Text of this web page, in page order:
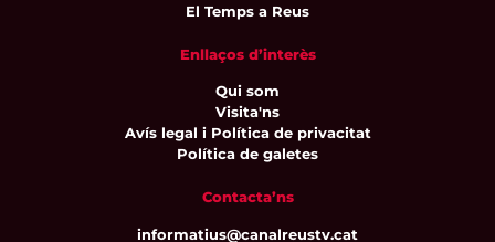
El Temps a Reus
Enllaços d’interès
Qui som
Visita'ns
Avís legal i Política de privacitat
Política de galetes
Contacta’ns
informatius@canalreustv.cat